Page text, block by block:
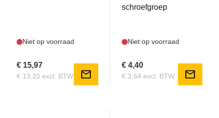
Niet op voorraad
€ 15,97
€ 13,20 excl. BTW mail
schroefgroep
Niet op voorraad
€ 4,40
€ 3,64 excl. BTW mail